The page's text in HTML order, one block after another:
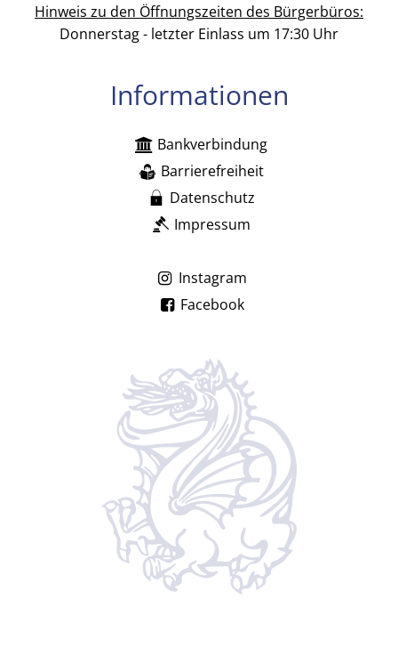
Hinweis zu den Öffnungszeiten des Bürgerbüros:
Donnerstag - letzter Einlass um 17:30 Uhr
Informationen
Bankverbindung
Barrierefreiheit
Datenschutz
Impressum
Instagram
Facebook